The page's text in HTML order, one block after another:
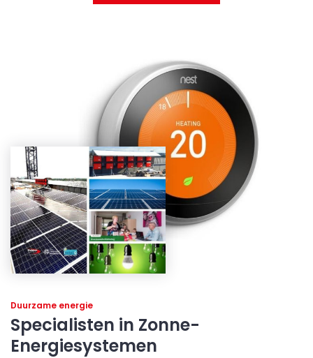
Duurzame energie
Specialisten in Zonne-
Energiesystemen